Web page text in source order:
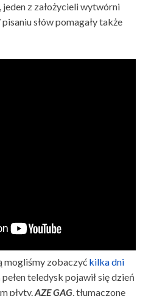
z założycieli wytwórni
słów pomagały także
mogliśmy zobaczyć kilka dni
pełen teledysk pojawił się dzień
płyty.AZE GAG, tłumaczone